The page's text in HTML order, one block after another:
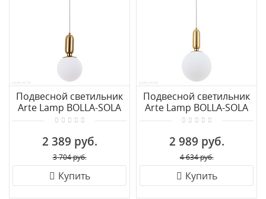
Подвесной светильник
Arte Lamp BOLLA-SOLA
A3315SP-1PB
2 389 руб.
3 704 руб.
Купить
Подвесной светильник
Arte Lamp BOLLA-SOLA
A3320SP-1PB
2 989 руб.
4 634 руб.
Купить